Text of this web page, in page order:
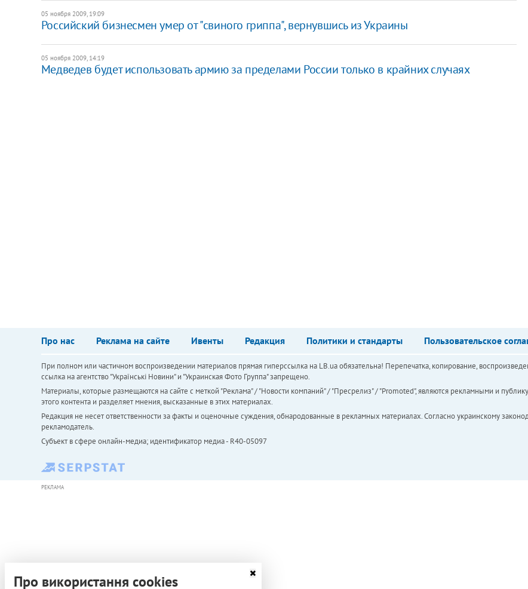
05 ноября 2009, 19:09
Российский бизнесмен умер от "свиного гриппа", вернувшись из Украины
05 ноября 2009, 14:19
Медведев будет использовать армию за пределами России только в крайних случаях
Про нас Реклама на сайте Ивенты Редакция Политики и стандарты Пользовательское
При полном или частичном воспроизведении материалов прямая гиперссылка на LB.ua обязательна! Перепечатка, копирование,
ссылка на агентство "Українськi Новини" и "Украинская Фото Группа" запрещено.
Материалы, которые размещаются на сайте с меткой "Реклама" / "Новости компаний" / "Пресрелиз" / "Promoted", являются рекламными и
этого контента и разделяет мнения, высказанные в этих материалах.
Редакция не несет ответственности за факты и оценочные суждения, обнародованные в рекламных материалах. Согласно украинскому
рекламодатель.
Субъект в сфере онлайн-медиа; идентификатор медиа - R40-05097
РЕКЛАМА
Про використання cookies